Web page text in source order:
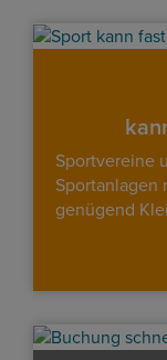
Sportvereine
Sportanlagen
genügend